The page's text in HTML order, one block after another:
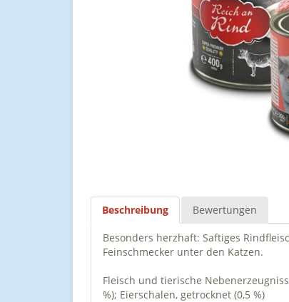
Beschreibung Bewertungen
Besonders herzhaft: Saftiges
Feinschmecker unter den Katzen.
Fleisch und tierische
%); Eierschalen, getrocknet (0,5 %)